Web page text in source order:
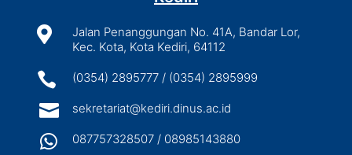

Jalan Penanggungan No. 41A, Bandar Lor,
Kec. Kota, Kota Kediri, 64112
 (0354) 2895777 / (0354) 2895999
 sekretariat@kediri.dinus.ac.id
 087757328507 / 08985143880